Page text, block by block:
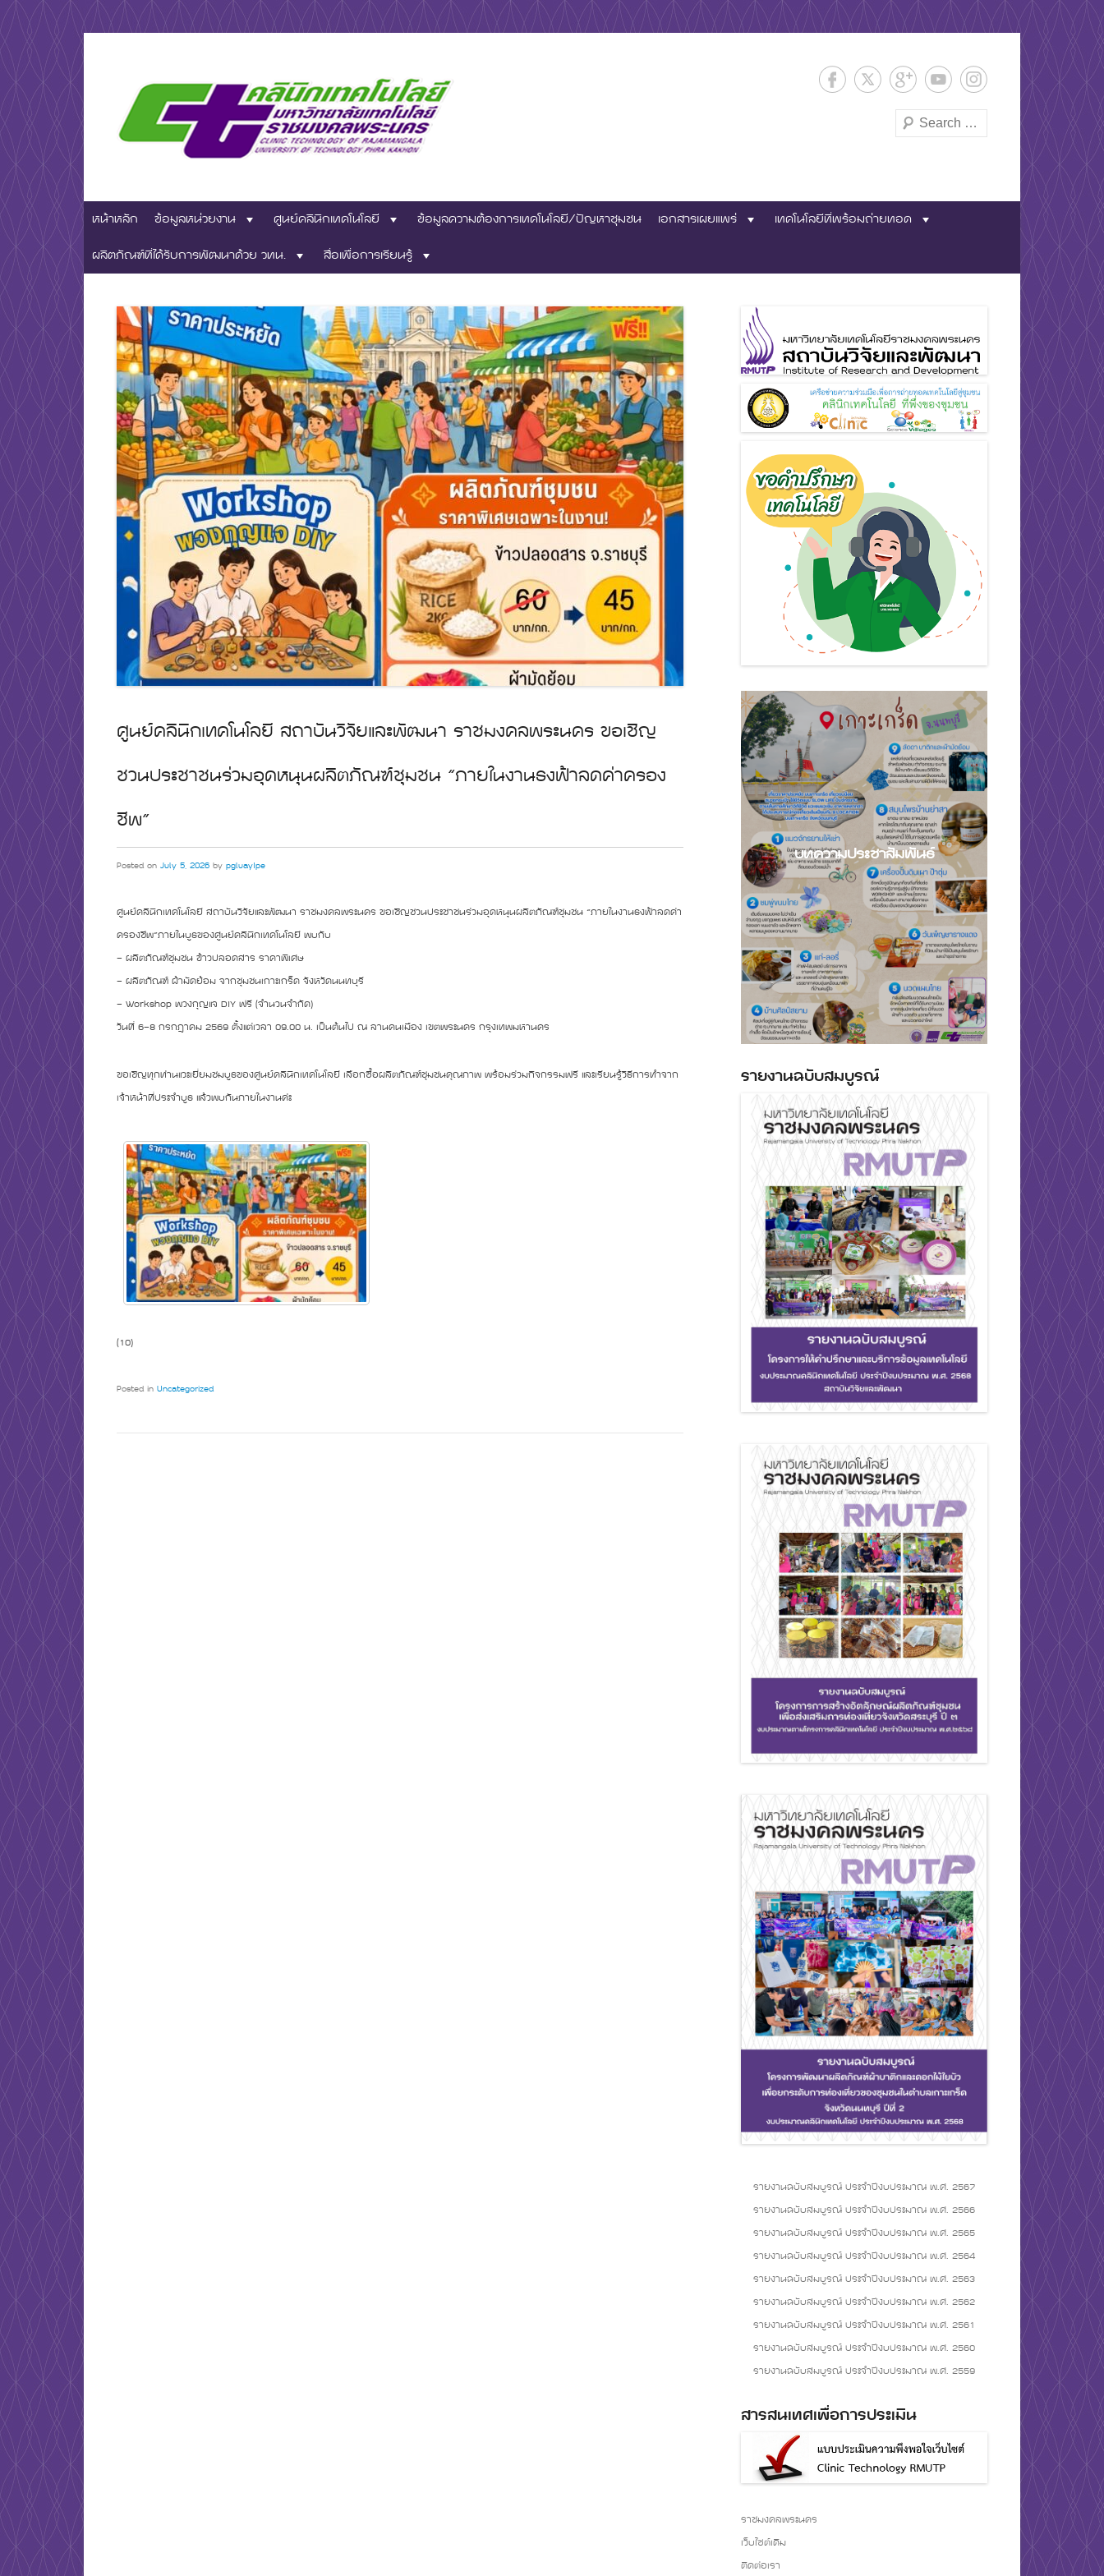
ศูนย์คลินิกเทคโนโลยีสถาบันวิจัยและพัฒนา
มหาวิทยาลัยเทคโนโลยีราชมงคลพระนคร
Search
หน้าหลัก ข้อมูลหน่วยงาน ศูนย์คลินิกเทคโนโลยี ข้อมูลความต้องการเทคโนโลยี/ปัญหาชุมชน เอกสารเผยแพร่
เทคโนโลยีที่พร้อมถ่ายทอด
ผลิตภัณฑ์ที่ได้รับการพัฒนาด้วย วทน.
สื่อเพื่อการเรียนรู้
ศูนย์คลินิกเทคโนโลยี สถาบันวิจัยและพัฒนา ราชมงคลพระนคร ขอเชิญ
ชวนประชาชนร่วมอุดหนุนผลิตภัณฑ์ชุมชน “ภายในงานธงฟ้าลดค่าครอง
ชีพ”
Posted on July 5, 2026 by pgluayIpe
ศูนย์คลินิกเทคโนโลยี สถาบันวิจัยและพัฒนา ราชมงคลพระนคร ขอเชิญชวนประชาชนร่วมอุดหนุนผลิตภัณฑ์ชุมชน “ภายในงานธงฟ้าลดค่า
ครองชีพ”ภายในบูธของศูนย์คลินิกเทคโนโลยี พบกับ
– ผลิตภัณฑ์ชุมชน ข้าวปลอดสาร ราคาพิเศษ
– ผลิตภัณฑ์ ผ้ามัดย้อม จากชุมชนเกาะเกร็ด จังหวัดนนทบุรี
– Workshop พวงกุญแจ DIY ฟรี (จำนวนจำกัด)
วันที่ 6–8 กรกฎาคม 2569 ตั้งแต่เวลา 09.00 น. เป็นต้นไป ณ ลานคนเมือง เขตพระนคร กรุงเทพมหานคร
ขอเชิญทุกท่านแวะเยี่ยมชมบูธของศูนย์คลินิกเทคโนโลยี เลือกซื้อผลิตภัณฑ์ชุมชนคุณภาพ พร้อมร่วมกิจกรรมฟรี และเรียนรู้วิธีการทำจาก
เจ้าหน้าที่ประจำบูธ แล้วพบกันภายในงานค่ะ
(10)
Posted in Uncategorized
บทความประชาสัมพันธ์
รายงานฉบับสมบูรณ์
รายงานฉบับสมบูรณ์ ประจำปีงบประมาณ พ.ศ. 2567
รายงานฉบับสมบูรณ์ ประจำปีงบประมาณ พ.ศ. 2566
รายงานฉบับสมบูรณ์ ประจำปีงบประมาณ พ.ศ. 2565
รายงานฉบับสมบูรณ์ ประจำปีงบประมาณ พ.ศ. 2564
รายงานฉบับสมบูรณ์ ประจำปีงบประมาณ พ.ศ. 2563
รายงานฉบับสมบูรณ์ ประจำปีงบประมาณ พ.ศ. 2562
รายงานฉบับสมบูรณ์ ประจำปีงบประมาณ พ.ศ. 2561
รายงานฉบับสมบูรณ์ ประจำปีงบประมาณ พ.ศ. 2560
รายงานฉบับสมบูรณ์ ประจำปีงบประมาณ พ.ศ. 2559
สารสนเทศเพื่อการประเมิน
ราชมงคลพระนคร
เว็บไซต์เดิม
ติดต่อเรา